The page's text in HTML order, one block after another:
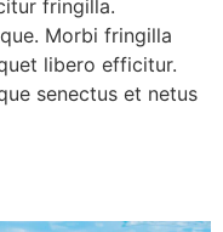
fringilla.
Morbi fringilla
libero efficitur.
senectus et netus